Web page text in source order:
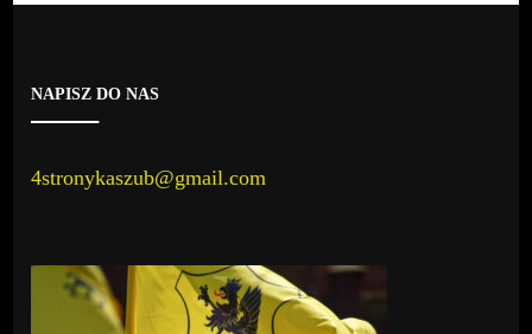
NAPISZ DO NAS
4stronykaszub@gmail.com